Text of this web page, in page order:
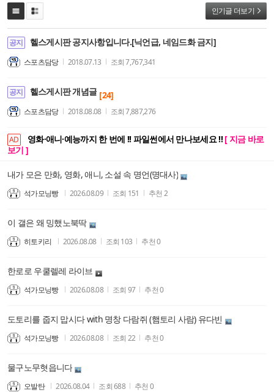
인기글 더보기
공지 헬스게시판 공지사항입니다.[닉언급, 네임드화 금지]
스포츠담당 2018.07.13 조회7,767,341
공지 헬스게시판 개념글 [24]
스포츠담당 2018.08.08 조회7,887,276
AD 영화·애니·예능까지 한 번에 !! 파일썬에서 만나보세요 !! [ 지금 바로
보기 ]
내가 모은 만화, 영화, 애니, 소설 속 명언(명대사)
석가모닝빵 2026.08.09 조회 151 추천 2
이 갤은 왜 밍했노북딱
히토키리 2026.08.08 조회 103 추천0
한로로 우쿨렐레 라이브
석가모닝빵 2026.08.08 조회 97 추천0
도토리를 줍지 맙시다 with 명창 다람쥐 (햄토리 사람) 유다빈
석가모닝빵 2026.08.08 조회 22 추천0
물구노무혓읍니다
오발탄 2026.08.04 조회688 추천 0